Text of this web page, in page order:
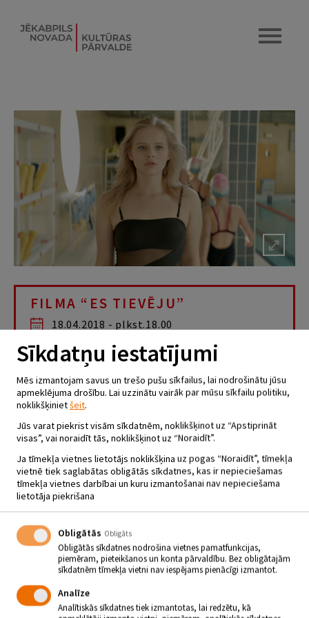
FILMA “ES TIEVĒJU”
18.04.2018 - plkst.18.00
Aprīļa otrajā pusē, 17. – 19. aprīlī plkst. 18.00 un 20. aprīlī
plkst. 15.00 un plkst. 18.00, Kino Mītnē Jēkabpils Tautas
nama Kamerzālē tiks demonstrēta komēdija “Es tievēju”
(“Я худею”).
Aņa mīl labi paēst un mīl arī savu puisi – sportistu Žeņu. Ēšanas dēļ
viņi arī izšķiras: Žeņam nemaz nepatīk, kā izskatās Aņa, kad
pieņēmusies svarā par 20 kilogramiem. Bet Aņa nepadodas
uzstāda mērķi atbrīvoties no liekā svara, lai atgūtu iemīļoto un kļūtu
laimīga!
Grūtajā cīņā ar liekajiem kilogramiem viņai palīdz labsirdīgais
Nikolajs, kas ir “ķerts” uz veselīgu dzīvesveidu, un Aņas labākā
Aleksandra Bortiča lomas dēļ pieņēmās svarā vairāk nekā par 20
kilogramiem. Tā ir pirmā pasaulē zināmā filma, kur aktrise sižeta
ietvaros ir gan pieņēmusies svarā, gan arī notievējusi.
Režisors: Aleksejs Nužnijs
Scenārijs: Nikolajs Kuļikovs, Aleksejs Nužnijs
Sīkdatņu iestatījumi
Mēs izmantojam savus un trešo pušu sīkfailus, lai nodrošinātu jūsu
apmeklējuma drošību. Lai uzzinātu vairāk par mūsu sīkfailu politiku,
noklikšķinietšeit.
Jūs varat piekrist visām sīkdatnēm, noklikšķinot uz “Apstiprināt
visas”, vai noraidīt tās, noklikšķinot uz “Noraidīt”.
Ja tīmekļa vietnes lietotājs noklikšķina uz pogas “Noraidīt”, tīmekļa
vietnē tiek saglabātas obligātās sīkdatnes, kas ir nepieciešamas
tīmekļa vietnes darbībai un kuru izmantošanai nav nepieciešama
lietotāja piekrišana
Obligātās Obligāts
Obligātās sīkdatnes nodrošina vietnes pamatfunkcijas,
piemēram, pieteikšanos un konta pārvaldību. Bez obligātajām
sīkdatnēm tīmekļa vietni nav iespējams pienācīgi izmantot.
Analīze
Analītiskās sīkdatnes tiek izmantotas, lai redzētu, kā